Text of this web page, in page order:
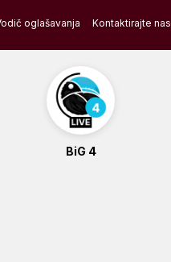
oglašavanja Kontaktirajte nas
BiG 4